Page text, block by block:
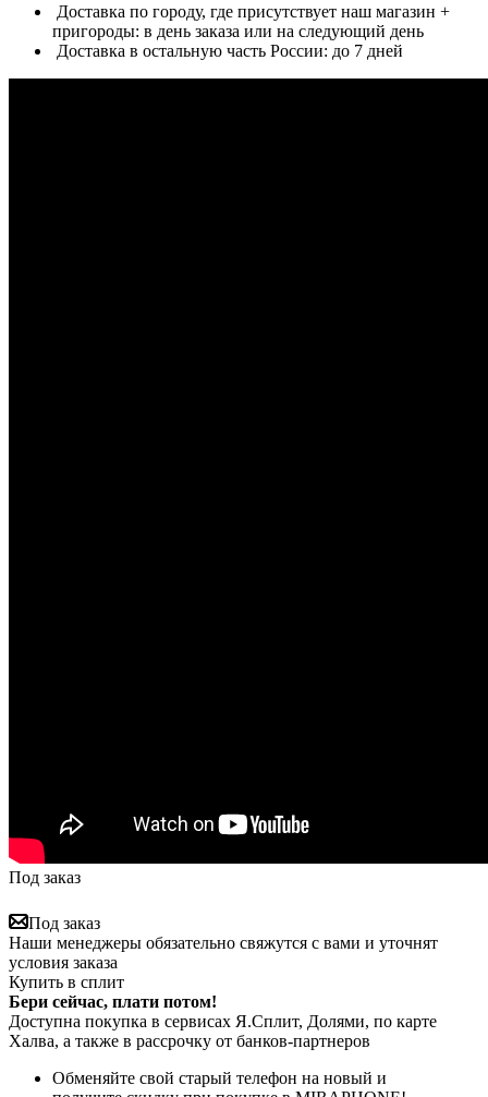
Доставка по городу, где присутствует наш магазин +
пригороды: в день заказа или на следующий день
Доставка в остальную часть России: до 7 дней
Под заказ
Под заказ
Наши менеджеры обязательно свяжутся с вами и уточнят
условия заказа
Купить в сплит
Бери сейчас, плати потом!
Доступна покупка в сервисах Я.Сплит, Долями, по карте
Халва, а также в рассрочку от банков-партнеров
Обменяйте свой старый телефон на новый и